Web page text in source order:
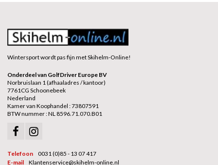
Wintersport wordt pas fijn met Skihelm-Online!
Onderdeel van GolfDriver Europe BV
Norbruislaan 1 (afhaaladres / kantoor)
7761CG Schoonebeek
Nederland
Kamer van Koophandel : 73807591
BTW nummer : NL 8596.71.070.B01
Telefoon
0031 (0)85 - 13 07 417
E-mail
Klantenservice@skihelm-online.nl